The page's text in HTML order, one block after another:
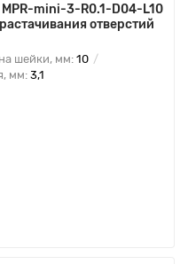
mini-3-R0.1-D04-L10
отверстий
шейки, мм: 10
мм: 3,1